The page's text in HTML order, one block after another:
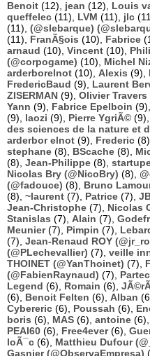
Benoit (12), jean (12), Louis
queffelec (11), LVM (11), jlc
(11), (@slebarque)
(11), FranÃ§ois (10), Fabrice
arnaud (10), Vincent (10),
(@corpogame) (10), Michel
arderborelnot (10), Alexis (9),
FredericBaud (9), Laurent
ZISERMAN (9), Olivier Travers
Yann (9), Fabrice Epelboin (9),
(9), laozi (9), Pierre YgriÃ© (9),
des sciences de la nature et
arderbor elnot (9), Frederic (8),
stephane (8), BScache (8),
(8), Jean-Philippe (8),
Nicolas Bry (@NicoBry) (8),
(@fadouce) (8), Bruno
(8), ~laurent (7), Patrice (7),
Jean-Christophe (7), Nicolas
Stanislas (7), Alain (7),
Meunier(7), Pimpin (7),
(7), Jean-Renaud ROY
(@PLechevallier) (7), veille
THOINET (@YanThoinet) (7),
(@FabienRaynaud) (7),
Legend (6), Romain (6),
(6), Benoit Felten (6), Alban
Cybereric (6), Poussah (6),
boris (6), MAS (6), antoine (6),
PEAI60 (6), Free4ever(6),
loÃ¯c (6), Matthieu Dufour
Gasnier (@ObservaEmpresa)